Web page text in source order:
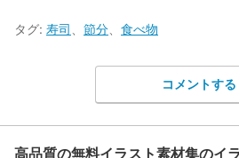
タグ: 寿司 節分 食べ物
コメントする
高品質の無料イラスト素材集のイ